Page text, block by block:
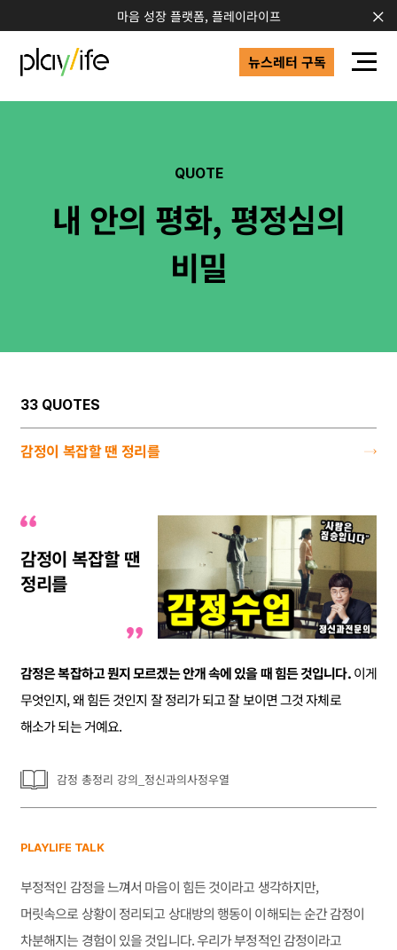
마음 성장 플랫폼, 플레이라이프
뉴스레터 구독
QUOTE
내 안의 평화, 평정심의
비밀
33 QUOTES
감정이 복잡할 땐 정리를
감정이 복잡할 땐
정리를
감정은 복잡하고 뭔지 모르겠는 안개 속에 있을 때 힘든 것입니다.이게
무엇인지, 왜 힘든 것인지 잘 정리가 되고 잘 보이면 그것 자체로
해소가 되는 거예요.
감정 총정리 강의_정신과의사정우열
PLAYLIFE TALK
부정적인 감정을 느껴서 마음이 힘든 것이라고 생각하지만,
머릿속으로 상황이 정리되고 상대방의 행동이 이해되는 순간 감정이
차분해지는 경험이 있을 것입니다. 우리가 부정적인 감정이라고